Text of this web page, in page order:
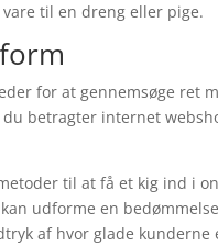
til en dreng eller pige.
for at gennemsøge ret
betragter internet
til at få et kig ind i
udforme en
af hvor glade kunderne